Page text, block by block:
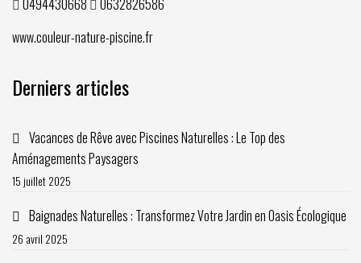
0494430668
0632826586
www.couleur-nature-piscine.fr
Derniers articles
Vacances de Rêve avec Piscines Naturelles : Le Top des
Aménagements Paysagers
15 juillet 2025
Baignades Naturelles : Transformez Votre Jardin en Oasis Écologique
26 avril 2025